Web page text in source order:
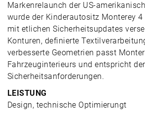
Markenrelaunch der US-
wurde der Kinderautositz Monterey
mit etlichen Sicherheitsupdates
Konturen, definierte
verbesserte Geometrien passt
Fahrzeuginterieurs und entspricht
Sicherheitsanforderungen.
LEISTUNG
Design, technische Optimierungt